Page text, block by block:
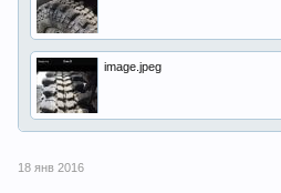
image.jpeg
18 янв 2016